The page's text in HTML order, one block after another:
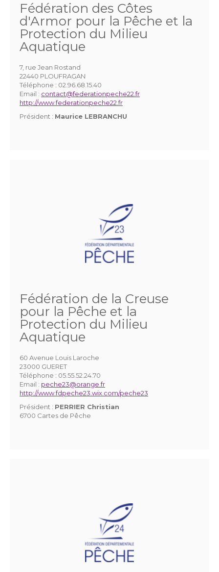
Fédération des Côtes
d'Armor pour la Pêche et la
Protection du Milieu
Aquatique
7, rue Jean Rostand
22440 PLOUFRAGAN
Téléphone : 02.96.68.15.40
Email : contact@federationpeche22.fr
http://www.federationpeche22.fr
Président : Maurice LEBRANCHU
Fédération de la Creuse
pour la Pêche et la
Protection du Milieu
Aquatique
60 Avenue Louis Laroche
23000 GUERET
Téléphone : 05.55.52.24.70
Email : peche23@orange.fr
http://www.fdpeche23.wix.com/peche23
Président : PERRIER Christian
6700 Cartes de Pêche